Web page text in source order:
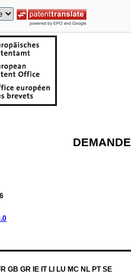
GB GR IE IT LI LU MC NL PT SE